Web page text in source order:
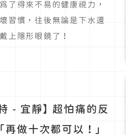
了得來不易的健康視力，
習慣，往後無論是下水還
上隱形眼鏡了！
- 宜靜】 超怕痛的反
再做十次都可以！」